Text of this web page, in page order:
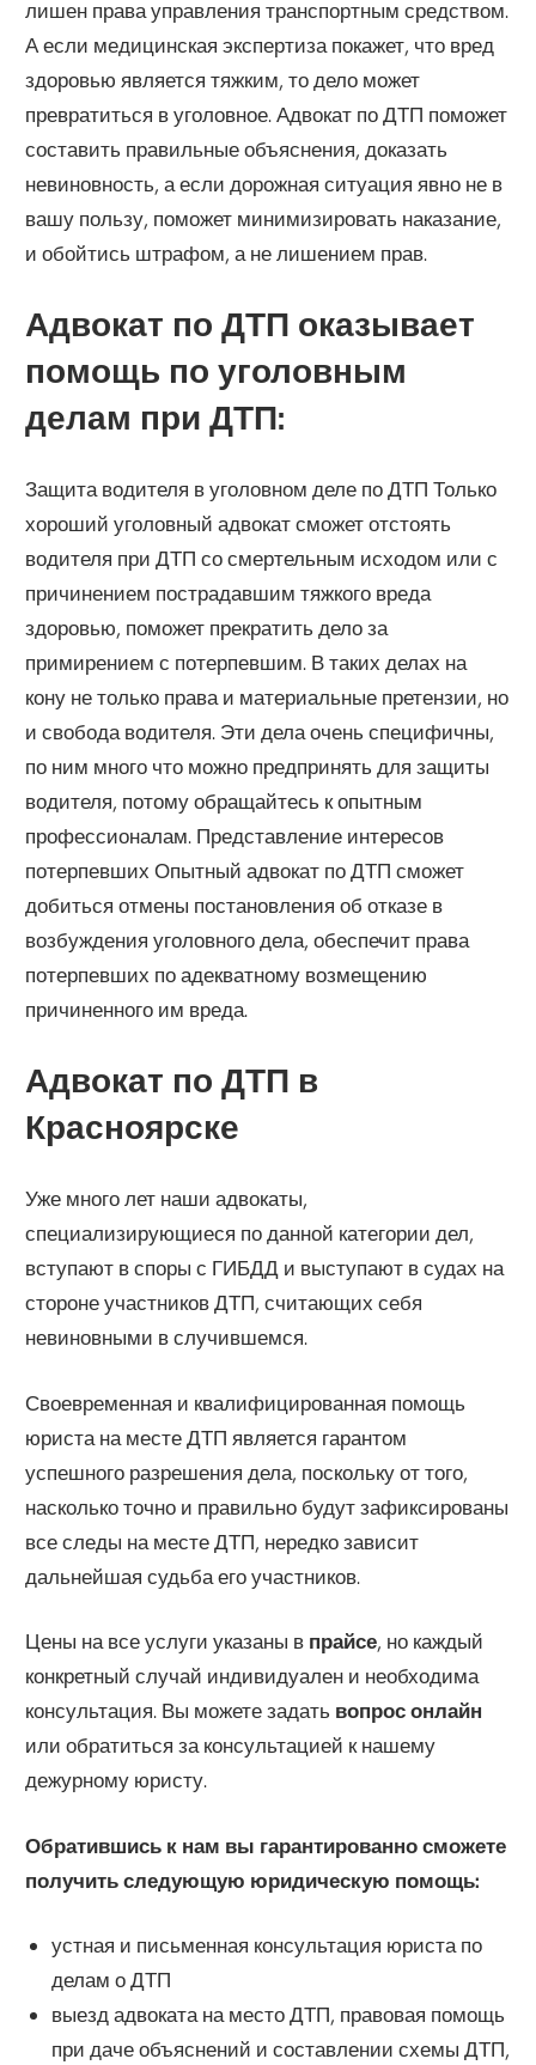
лишен права управления транспортным средством.
А если медицинская экспертиза покажет, что вред
здоровью является тяжким, то дело может
превратиться в уголовное. Адвокат по ДТП поможет
составить правильные объяснения, доказать
невиновность, а если дорожная ситуация явно не в
вашу пользу, поможет минимизировать наказание,
и обойтись штрафом, а не лишением прав.
Адвокат по ДТП оказывает
помощь по уголовным
делам при ДТП:
Защита водителя в уголовном деле по ДТП Только
хороший уголовный адвокат сможет отстоять
водителя при ДТП со смертельным исходом или с
причинением пострадавшим тяжкого вреда
здоровью, поможет прекратить дело за
примирением с потерпевшим. В таких делах на
кону не только права и материальные претензии, но
и свобода водителя. Эти дела очень специфичны,
по ним много что можно предпринять для защиты
водителя, потому обращайтесь к опытным
профессионалам. Представление интересов
потерпевших Опытный адвокат по ДТП сможет
добиться отмены постановления об отказе в
возбуждения уголовного дела, обеспечит права
потерпевших по адекватному возмещению
причиненного им вреда.
Адвокат по ДТП в
Красноярске
Уже много лет наши адвокаты,
специализирующиеся по данной категории дел,
вступают в споры с ГИБДД и выступают в судах на
стороне участников ДТП, считающих себя
невиновными в случившемся.
Своевременная и квалифицированная помощь
юриста на месте ДТП является гарантом
успешного разрешения дела, поскольку от того,
насколько точно и правильно будут зафиксированы
все следы на месте ДТП, нередко зависит
дальнейшая судьба его участников.
Цены на все услуги указаны в прайсе, но каждый
конкретный случай индивидуален и необходима
консультация. Вы можете задать вопрос онлайн
или обратиться за консультацией к нашему
дежурному юристу.
Обратившись к нам вы гарантированно сможете
получить следующую юридическую помощь:
устная и письменная консультация юриста по
делам о ДТП
выезд адвоката на место ДТП, правовая помощь
при даче объяснений и составлении схемы ДТП,